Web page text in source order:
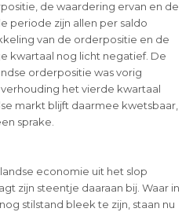
de waardering ervan en de
periode zijn allen per saldo
van de orderpositie en de
kwartaal nog licht negatief. De
orderpositie was vorig
het vierde kwartaal
markt blijft daarmee kwetsbaar,
sprake.
economie uit het slop
zijn steentje daaraan bij. Waar in
stilstand bleek te zijn, staan nu